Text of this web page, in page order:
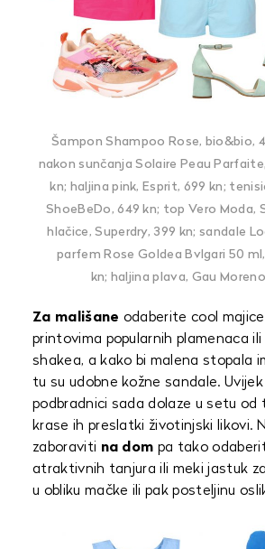
Šampon Shampoo Rose, bio&bio,
nakon sunčanja Solaire Peau
kn; haljina pink, Esprit, 699 kn;
ShoeBeDo, 649 kn; top Vero Moda,
hlačice, Superdry, 399 kn; sandale
parfem Rose Goldea Bvlgari 50
kn; haljina plava, Gau
Za mališane odaberite cool
printovima popularnih plamenaca ili
shakea, a kako bi malena stopala
tu su udobne kožne sandale.
podbradnici sada dolaze u setu od
krase ih preslatki životinjski likovi.
zaboraviti na dom pa tako
atraktivnih tanjura ili meki jastuk
u obliku mačke ili pak posteljinu